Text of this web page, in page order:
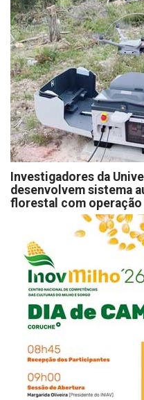
Investigadores da
desenvolvem sistema
florestal com